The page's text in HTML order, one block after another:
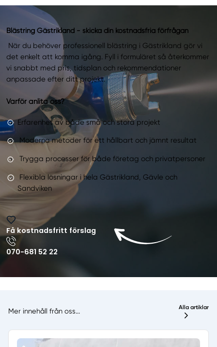
Blästring Gästrikland - skicka din kostnadsfria förfrågan
När du behöver professionell blästring i Gästrikland gör vi
det enkelt att komma igång. Fyll i formuläret så återkommer
vi snabbt med pris, tidsplan och rekommendationer
anpassade efter ditt projekt.
Varför anlita oss?
Erfarenhet av både små och stora projekt
Moderna metoder för ett hållbart och jämnt resultat
Trygga processer för både företag och privatpersoner
Flexibla lösningar i hela Gästrikland, Gävle och
Sandviken
Få kostnadsfritt förslag
070-681 52 22
Mer innehåll från oss... Alla artiklar